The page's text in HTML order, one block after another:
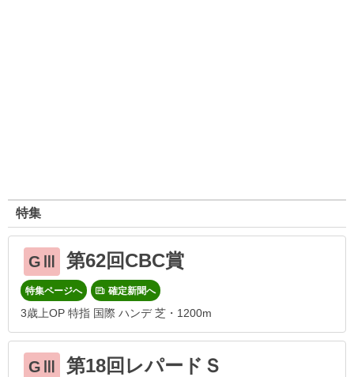
特集
GⅢ 第62回CBC賞
特集ページへ 確定新聞へ
3歳上OP 特指 国際 ハンデ 芝・1200m
GⅢ 第18回レパードＳ